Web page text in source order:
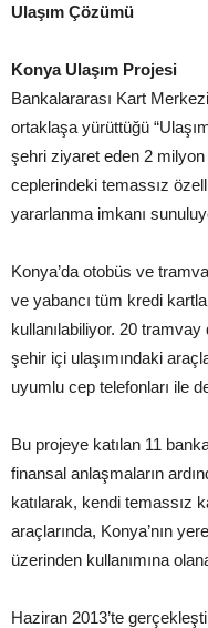
Ulaşım Çözümü
Konya Ulaşım Projesi
Bankalararası Kart
ortaklaşa yürüttüğü
şehri ziyaret eden 2
ceplerindeki temassız
yararlanma imkanı
Konya’da otobüs ve
ve yabancı tüm kredi
kullanılabiliyor. 20
şehir içi ulaşımındaki
uyumlu cep telefonları ile
Bu projeye katılan 11
finansal anlaşmaların
katılarak, kendi temassız
araçlarında, Konya’nın
üzerinden kullanımına
Haziran 2013’te